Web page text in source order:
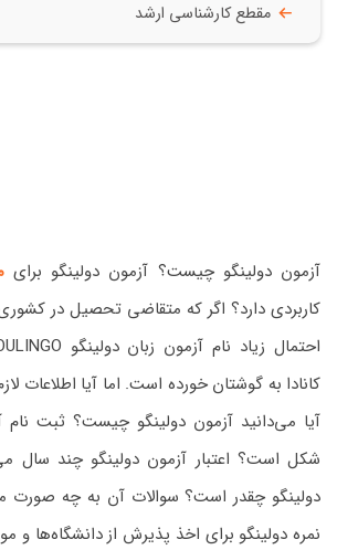
مقطع کارشناسی ارشد
آزمون دولینگو چیست؟ آزمون دولینگو برای
کاربردی دارد؟ اگر که متقاضی تحصیل در
کانادا به گوشتان خورده است. اما آیا اطلاعات
آیا می‌دانید آزمون دولینگو چیست؟ ثبت نام
شکل است؟ اعتبار آزمون دولینگو چند سال
دولینگو چقدر است؟ سوالات آن به چه صورت
نمره دولینگو برای اخذ پذیرش از دانشگاه‌ها و